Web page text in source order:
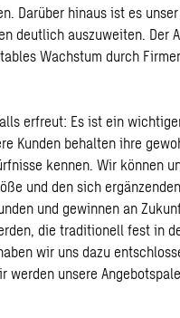
Darüber hinaus ist es
deutlich auszuweiten. Der
Wachstum durch
erfreut: Es ist ein
Kunden behalten ihre
kennen. Wir können
und den sich
und gewinnen an
die traditionell fest in
wir uns dazu
werden unsere